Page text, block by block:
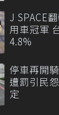
J SPACE
用車冠軍
4.8%
停車再開
遭罰引民
定